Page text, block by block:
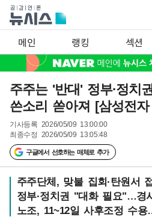
메인 랭킹 섹션
주주는 '반대' 정부·정치
쓴소리 쏟아져 [삼성전
기사등록 2026/05/09 13:00:00
최종수정 2026/05/09 13:05:48
구글에서 선호하는 매체로 추가
주주단체, 맞불 집회·탄원서
정부·정치권 "대화 필요"…경
노조, 11~12일 사후조정 수